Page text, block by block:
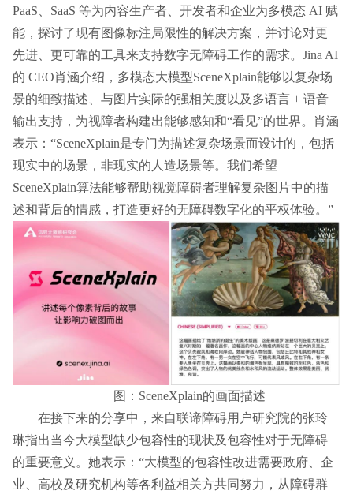
PaaS、SaaS 等为内容生产者、开发者和企业为多模态 AI 赋
能，探讨了现有图像标注局限性的解决方案，并讨论对更
先进、更可靠的工具来支持数字无障碍工作的需求。Jina AI
的 CEO肖涵介绍，多模态大模型SceneXplain能够以复杂场
景的细致描述、与图片实际的强相关度以及多语言 + 语音
输出支持，为视障者构建出能够感知和“看见”的世界。肖涵
表示：“SceneXplain是专门为描述复杂场景而设计的，包括
现实中的场景，非现实的人造场景等。我们希望
SceneXplain算法能够帮助视觉障碍者理解复杂图片中的描
述和背后的情感，打造更好的无障碍数字化的平权体验。”
图：SceneXplain的画面描述
在接下来的分享中，来自联谛障碍用户研究院的张玲
琳指出当今大模型缺少包容性的现状及包容性对于无障碍
的重要意义。她表示：“大模型的包容性改进需要政府、企
业、高校及研究机构等各利益相关方共同努力，从障碍群